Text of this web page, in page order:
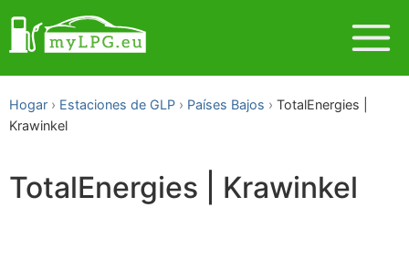
Hogar Estaciones de GLP Países Bajos
TotalEnergies |
Krawinkel
TotalEnergies | Krawinkel